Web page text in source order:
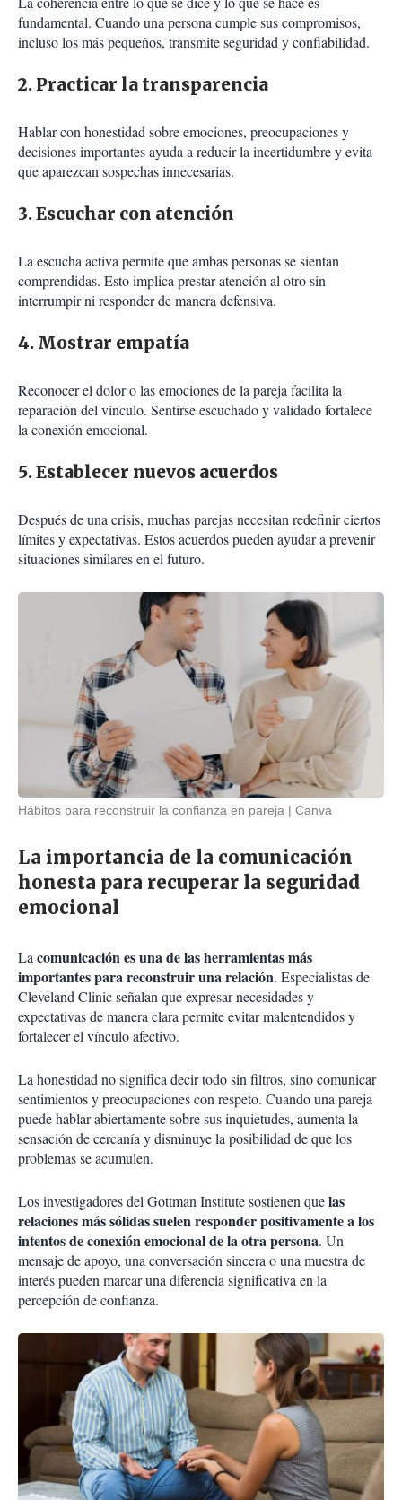
fundamental. Cuando una persona cumple sus compromisos,
incluso los más pequeños, transmite seguridad y confiabilidad.
2. Practicar la transparencia
Hablar con honestidad sobre emociones, preocupaciones y
decisiones importantes ayuda a reducir la incertidumbre y evita
que aparezcan sospechas innecesarias.
3. Escuchar con atención
La escucha activa permite que ambas personas se sientan
comprendidas. Esto implica prestar atención al otro sin
interrumpir ni responder de manera defensiva.
4. Mostrar empatía
Reconocer el dolor o las emociones de la pareja facilita la
reparación del vínculo. Sentirse escuchado y validado fortalece
la conexión emocional.
5. Establecer nuevos acuerdos
Después de una crisis, muchas parejas necesitan redefinir ciertos
límites y expectativas. Estos acuerdos pueden ayudar a prevenir
situaciones similares en el futuro.
Hábitos para reconstruir la confianza en pareja Canva
La importancia de la comunicación
honesta para recuperar la seguridad
emocional
Lacomunicación es una de las herramientas más
importantes para reconstruir una relación. Especialistas de
Cleveland Clinic señalan que expresar necesidades y
expectativas de manera clara permite evitar malentendidos y
fortalecer el vínculo afectivo.
La honestidad no significa decir todo sin filtros, sino comunicar
sentimientos y preocupaciones con respeto. Cuando una pareja
puede hablar abiertamente sobre sus inquietudes, aumenta la
sensación de cercanía y disminuye la posibilidad de que los
problemas se acumulen.
Los investigadores del Gottman Institute sostienen quelas
relaciones más sólidas suelen responder positivamente a los
intentos de conexión emocional de la otra persona. Un
mensaje de apoyo, una conversación sincera o una muestra de
interés pueden marcar una diferencia significativa en la
percepción de confianza.